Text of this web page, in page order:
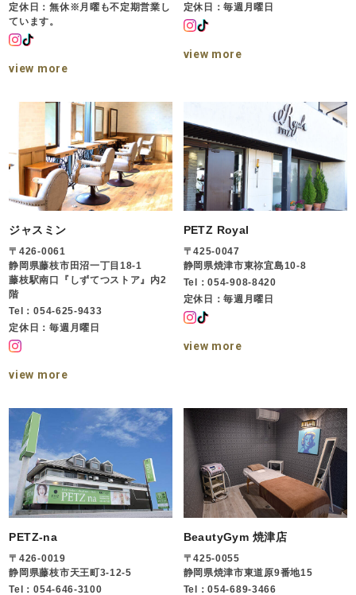
定休日：無休※月曜も不定期営業し
ています。
view more
定休日：毎週月曜日
view more
ジャスミン
〒426-0061
静岡県藤枝市田沼一丁目18-1
藤枝駅南口『しずてつストア』内2
階
Tel：054-625-9433
定休日：毎週月曜日
view more
PETZ Royal
〒425-0047
静岡県焼津市東祢宜島10-8
Tel：054-908-8420
定休日：毎週月曜日
view more
PETZ-na
〒426-0019
静岡県藤枝市天王町3-12-5
Tel：054-646-3100
BeautyGym 焼津店
〒425-0055
静岡県焼津市東道原9番地15
Tel：054-689-3466